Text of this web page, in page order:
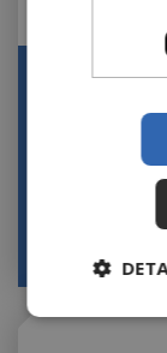
Kerstbal